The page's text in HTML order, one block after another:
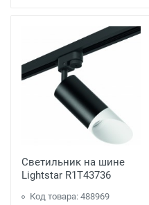
Светильник на шине
Lightstar R1T43736
Код товара: 488969